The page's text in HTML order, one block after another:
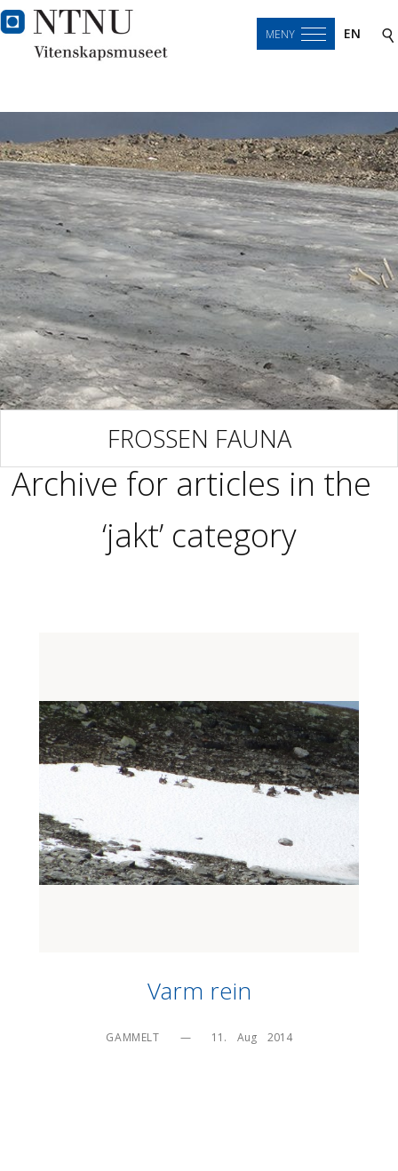
MENY EN
FROSSEN FAUNA
Archive for articles in the
‘jakt’ category
Varm rein
GAMMELT — 11.    Aug    2014